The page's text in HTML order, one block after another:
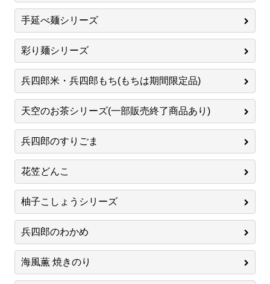
手延べ麺シリーズ
彩り麺シリーズ
兵四郎米・兵四郎もち(もちは期間限定品)
天空のお茶シリーズ(一部販売終了商品あり)
兵四郎のすりごま
花笠どんこ
柚子こしょうシリーズ
兵四郎のわかめ
海風薫 焼きのり